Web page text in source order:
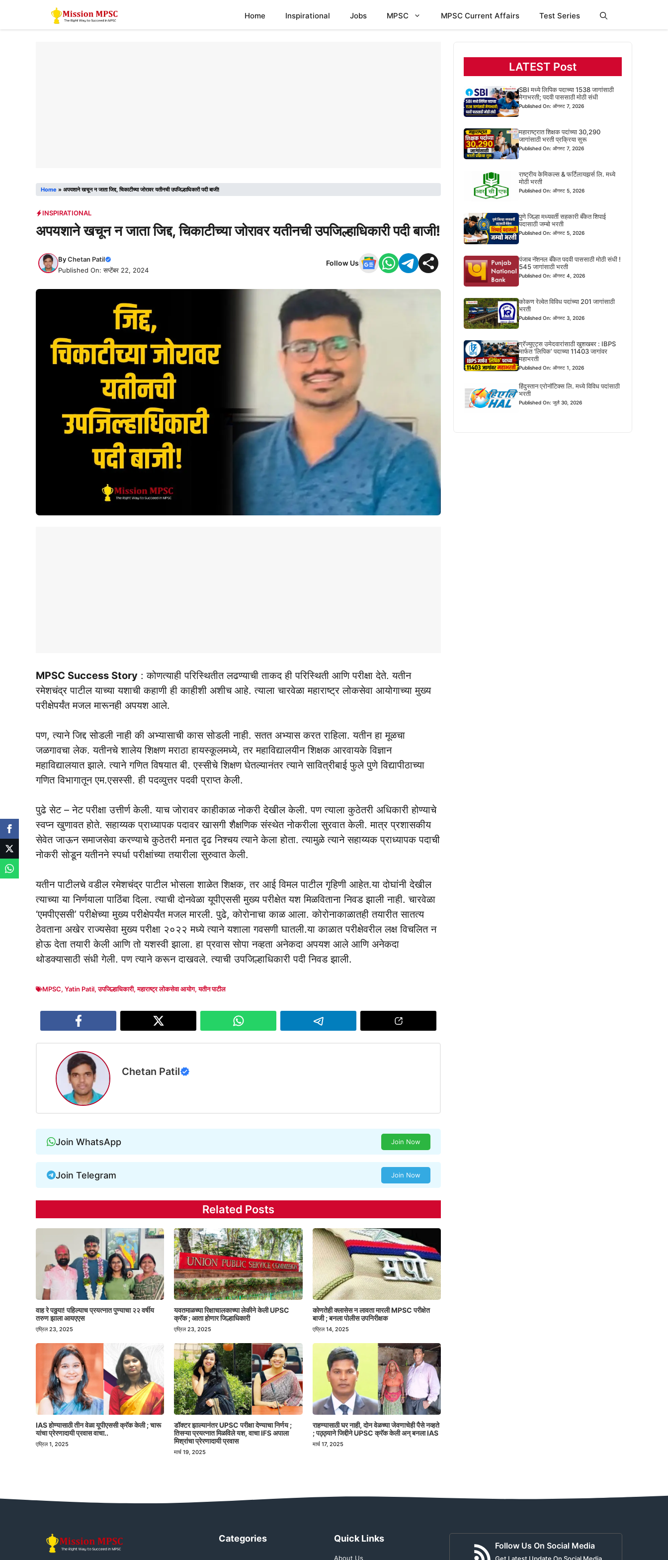
Home Inspirational Jobs MPSC MPSC Current Affairs Test Series
Home » अपयशाने खचून न जाता जिद्द, चिकाटीच्या जोरावर यतीनची उपजिल्हाधिकारी पदी बाजी!
INSPIRATIONAL
अपयशाने खचून न जाता जिद्द, चिकाटीच्या जोरावर यतीनची उपजिल्हाधिकारी पदी बाजी!
ByChetan Patil
Published On: सप्टेंबर 22, 2024
Follow Us
MPSC Success Story : कोणत्याही परिस्थितीत लढण्याची ताकद ही परिस्थिती आणि परीक्षा देते‌. यतीन
रमेशचंद्र पाटील याच्या यशाची कहाणी ही काहीशी अशीच आहे. त्याला चारवेळा महाराष्ट्र लोकसेवा आयोगाच्या मुख्य
परीक्षेपर्यंत मजल मारूनही अपयश आले.
पण, त्याने जिद्द सोडली नाही की अभ्यासाची कास सोडली नाही. सतत अभ्यास करत राहिला. यतीन हा मूळचा
जळगावचा लेक. यतीनचे शालेय शिक्षण मराठा हायस्कूलमध्ये, तर महाविद्यालयीन शिक्षक आरवायके विज्ञान
महाविद्यालयात झाले. त्याने गणित विषयात बी. एस्सीचे शिक्षण घेतल्यानंतर त्याने सावित्रीबाई फुले पुणे विद्यापीठाच्या
गणित विभागातून एम.एसस्सी. ही पदव्युत्तर पदवी प्राप्त केली.
पुढे ‌सेट – नेट परीक्षा उत्तीर्ण केली. याच जोरावर काहीकाळ नोकरी देखील केली. पण त्याला कुठेतरी अधिकारी होण्याचे
स्वप्न खुणावत होते. सहाय्यक प्राध्यापक पदावर खासगी शैक्षणिक संस्थेत नोकरीला सुरवात केली. मात्र प्रशासकीय
सेवेत जाऊन समाजसेवा करण्याचे कुठेतरी मनात दृढ निश्चय त्याने केला होता. त्यामुळे त्याने सहाय्यक प्राध्यापक पदाची
नोकरी सोडून यतीनने स्पर्धा परीक्षांच्या तयारीला सुरुवात केली.
यतीन पाटीलचे वडील रमेशचंद्र पाटील भोसला शाळेत शिक्षक, तर आई विमल पाटील गृहिणी आहेत.या दोघांनी देखील
त्याच्या या निर्णयाला पाठिंबा दिला. त्याची दोनवेळा यूपीएससी मुख्य परीक्षेत यश मिळविताना निवड झाली नाही. चारवेळा
‘एमपीएससी’ परीक्षेच्या मुख्य परीक्षेपर्यंत मजल मारली. पुढे, कोरोनाचा काळ आला. कोरोनाकाळातही तयारीत सातत्य
ठेवताना अखेर राज्यसेवा मुख्य परीक्षा २०२२ मध्ये त्याने यशाला गवसणी घातली.या काळात परीक्षेवरील लक्ष विचलित न
होऊ देता तयारी केली आणि तो यशस्वी झाला‌. हा प्रवास सोपा नव्हता अनेकदा अपयश आले आणि अनेकदा
थोडक्यासाठी संधी गेली. पण त्याने करून दाखवले. त्याची उपजिल्हाधिकारी पदी निवड झाली.
MPSC, Yatin Patil,उपजिल्हाधिकारी,महाराष्ट्र लोकसेवा आयोग,यतीन पाटील
Chetan Patil
Join WhatsApp Join Now
Join Telegram Join Now
Related Posts
वाह रे पठ्ठया! पहिल्याच प्रयत्नात पुण्याचा २२ वर्षीय
तरुण झाला आयएएस
एप्रिल 23, 2025
यवतमाळच्या रिक्षाचालकाच्या लेकीने केली UPSC
क्रॅक ; आता होणार जिल्हाधिकारी
एप्रिल 23, 2025
कोणतेही क्लासेस न लावता मारली MPSC परीक्षेत
बाजी ; बनला पोलीस उपनिरीक्षक
एप्रिल 14, 2025
IAS होण्यासाठी तीन वेळा यूपीएससी क्रॅक केली ; चारू
यांचा प्रेरणादायी प्रवास वाचा..
एप्रिल 1, 2025
डॉक्टर झाल्यानंतर UPSC परीक्षा देण्याचा निर्णय ;
तिसऱ्या प्रयत्नात मिळविले यश, वाचा IFS अपाला
मिश्रांचा प्रेरणादायी प्रवास
मार्च 19, 2025
राहण्यासाठी घर नाही, दोन वेळच्या जेवणाचेही पैसे नव्हते
; पठ्ठ्याने जिद्दीने UPSC क्रॅक केली अन् बनला IAS
मार्च 17, 2025
LATEST Post
SBI मध्ये लिपिक पदाच्या 1538 जागांसाठी
मेगाभरती; पदवी पाससाठी मोठी संधी
Published On: ऑगस्ट 7, 2026
महाराष्ट्रात शिक्षक पदांच्या 30,290
जागांसाठी भरती प्रक्रिया सुरू
Published On: ऑगस्ट 7, 2026
राष्ट्रीय केमिकल्स & फर्टिलायझर्स लि. मध्ये
मोठी भरती
Published On: ऑगस्ट 5, 2026
पुणे जिल्हा मध्यवर्ती सहकारी बँकेत शिपाई
पदासाठी जम्बो भरती
Published On: ऑगस्ट 5, 2026
पंजाब नॅशनल बँकेत पदवी पाससाठी मोठी संधी !
545 जागांसाठी भरती
Published On: ऑगस्ट 4, 2026
कोकण रेल्वेत विविध पदांच्या 201 जागांसाठी
भरती
Published On: ऑगस्ट 3, 2026
ग्रॅज्युएट्स उमेदवारांसाठी खुशखबर : IBPS
मार्फत ‘लिपिक’ पदाच्या 11403 जागांवर
महाभरती
Published On: ऑगस्ट 1, 2026
हिंदुस्तान एरोनॉटिक्स लि. मध्ये विविध पदांसाठी
भरती
Published On: जुलै 30, 2026
Categories Quick Links
About Us
Follow Us On Social Media